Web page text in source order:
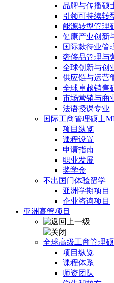
品牌与传播硕
引领可持续转
能源转型管理
健康产业创新
国际款待业管
奢侈品管理与
全球创新与创
供应链与运营
全球卓越销售
市场营销与商
法语授课专业
国际工商管理硕士
项目纵览
课程设置
申请指南
职业发展
奖学金
不出国门体验留学
亚洲学期项目
企业咨询项目
亚洲高管项目
全球高级工商管理
项目纵览
课程体系
师资团队